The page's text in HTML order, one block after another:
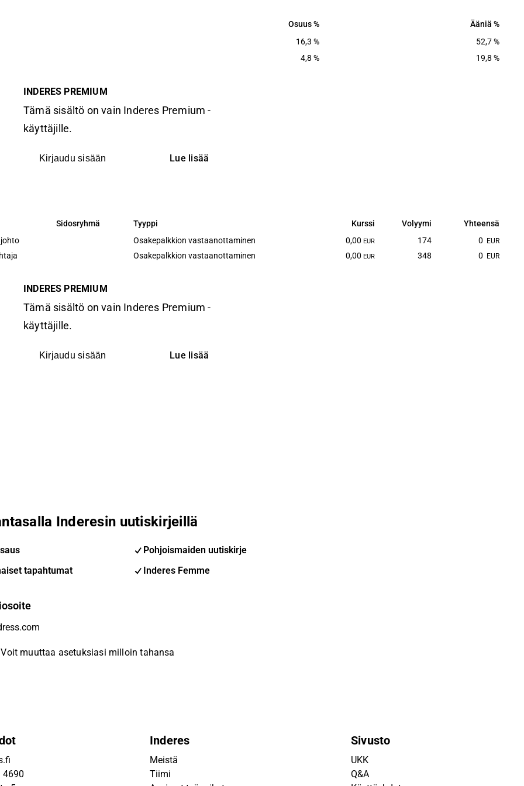
Osuus Ääniä
Osuus
Ääniä
16,3 % 52,7%
4,8 % 19,8 %
INDERES PREMIUM
Tämä sisältö on vain Inderes Premium -
käyttäjille.
Kirjaudu sisään Lue lisää
Sidosryhmä Tyyppi Kurssi Volyymi Yhteensä
Sidosryhmä Tyyppi Kurssi Volyymi
Yhteensä
Osakepalkkion vastaanottaminen 0,00 EUR 174 0 EUR
Osakepalkkion vastaanottaminen 0,00 EUR 348 0 EUR
INDERES PREMIUM
Tämä sisältö on vain Inderes Premium -
käyttäjille.
Kirjaudu sisään Lue lisää
Inderesin uutiskirjeillä
Pohjoismaiden uutiskirje
tapahtumat
Inderes Femme
Voit muuttaa asetuksiasi milloin tahansa
4690
Inderes
Meistä
Tiimi
Sivusto
UKK
Q&A